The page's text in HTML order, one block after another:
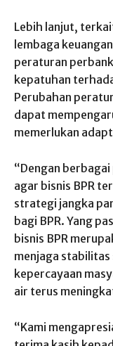
Lebih lanjut,
lembaga
peraturan
kepatuhan
Perubahan
dapat
memerlukan
“Dengan
agar bisnis BPR
strategi jangka
bagi BPR. Yang
bisnis BPR
menjaga stabilitas
kepercayaan
air terus
“Kami